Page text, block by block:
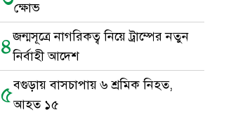
ক্ষোভ
৪জন্মসূত্রে নাগরিকত্ব নিয়ে ট্রাম্পের নতুন
নির্বাহী আদেশ
৫বগুড়ায় বাসচাপায় ৬ শ্রমিক নিহত,
আহত ১৫